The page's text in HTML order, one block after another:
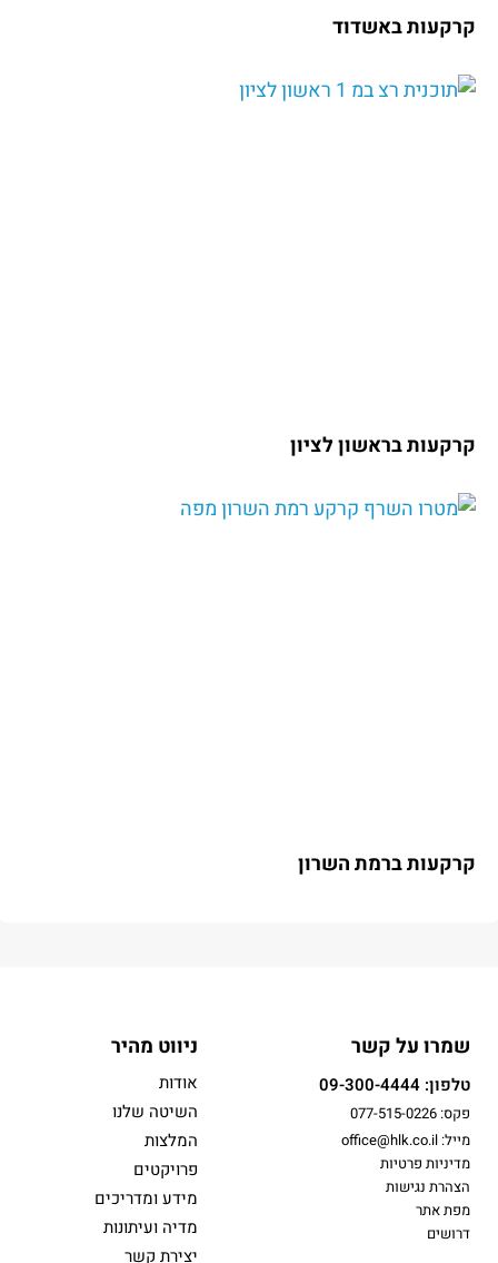
קרקעות באשדוד
קרקעות בראשון לציון
קרקעות ברמת השרון
שמרו על קשר
טלפון: 09-300-4444
פקס: 077-515-0226
מייל: office@hlk.co.il
מדיניות פרטיות
הצהרת נגישות
מפת אתר
דרושים
ניווט מהיר
אודות
השיטה שלנו
המלצות
פרויקטים
מידע ומדריכים
מדיה ועיתונות
יצירת קשר